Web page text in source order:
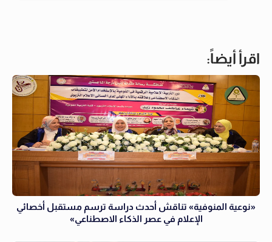
اقرأ أيضاً:
«نوعية المنوفية» تناقش أحدث دراسة ترسم مستقبل أخصائي
الإعلام في عصر الذكاء الاصطناعي»